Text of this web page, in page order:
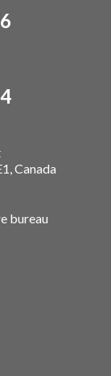
Canada
bureau